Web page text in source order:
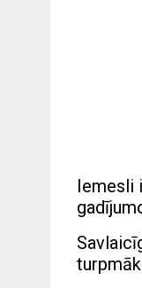
Iemesli